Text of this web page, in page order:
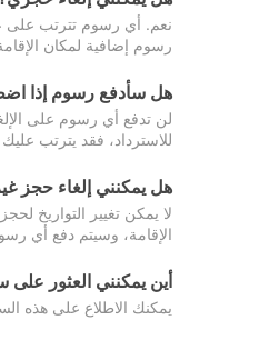
نعم. أي رسوم تترتب على
رسوم إضافية لمكان
هل سأدفع رسوم إذا
لن تدفع أي رسوم على
للاسترداد، فقد يترتب
هل يمكنني إلغاء حجز
لا يمكن تغيير التواريخ
الإقامة، وسيتم دفع أي
أين يمكنني العثور على
يمكنك الاطلاع على هذه